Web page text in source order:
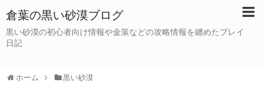
倉葉の黒い砂漠ブログ
黒い砂漠の初心者向け情報や金策などの攻略情報を纏めたプレイ
日記
ホーム 黒い砂漠